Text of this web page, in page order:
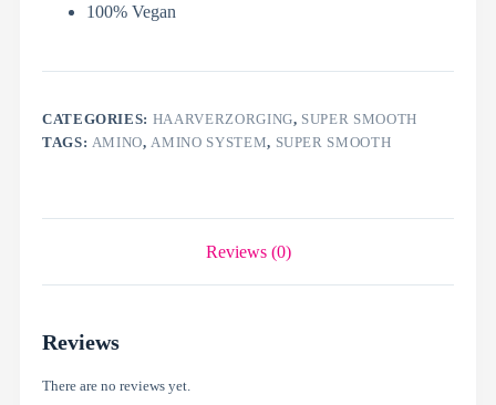
100% Vegan
CATEGORIES: HAARVERZORGING, SUPER SMOOTH
TAGS: AMINO, AMINO SYSTEM, SUPER SMOOTH
Reviews (0)
Reviews
There are no reviews yet.